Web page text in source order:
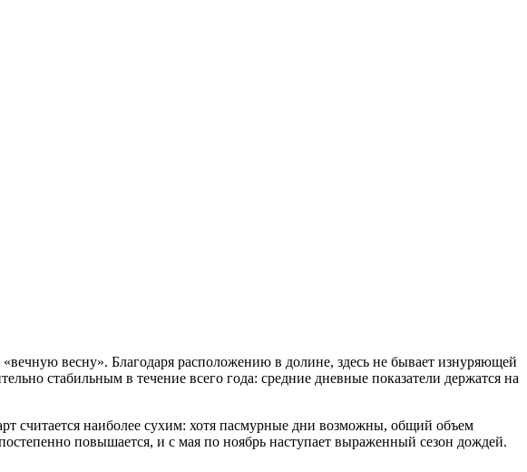
весну». Благодаря расположению в долине, здесь не бывает изнуряющей
стабильным в течение всего года: средние дневные показатели держатся на
считается наиболее сухим: хотя пасмурные дни возможны, общий объем
повышается, и с мая по ноябрь наступает выраженный сезон дождей.